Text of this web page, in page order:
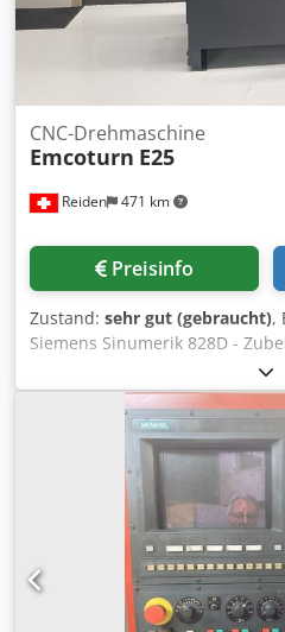
Reiden 471 km
CNC-Drehmaschine
Emcoturn E25
Preisinfo
Zustand: sehr gut (gebraucht),
Siemens Sinumerik 828D -
Arbeitsbereich
Umlaufdurchmesser über
Drehdurchmesser ø85 mm
Maximaler Stangendurchlass
(Spindelnase –
Schlittenverfahrbereich
Schlittenverfahrweg Z 300 mm
Spindelanschluss
Spindelaussendurchmesser im
Crsdpfxszcv Rio Alnof
Hohlspannylinder (pneum.) mit